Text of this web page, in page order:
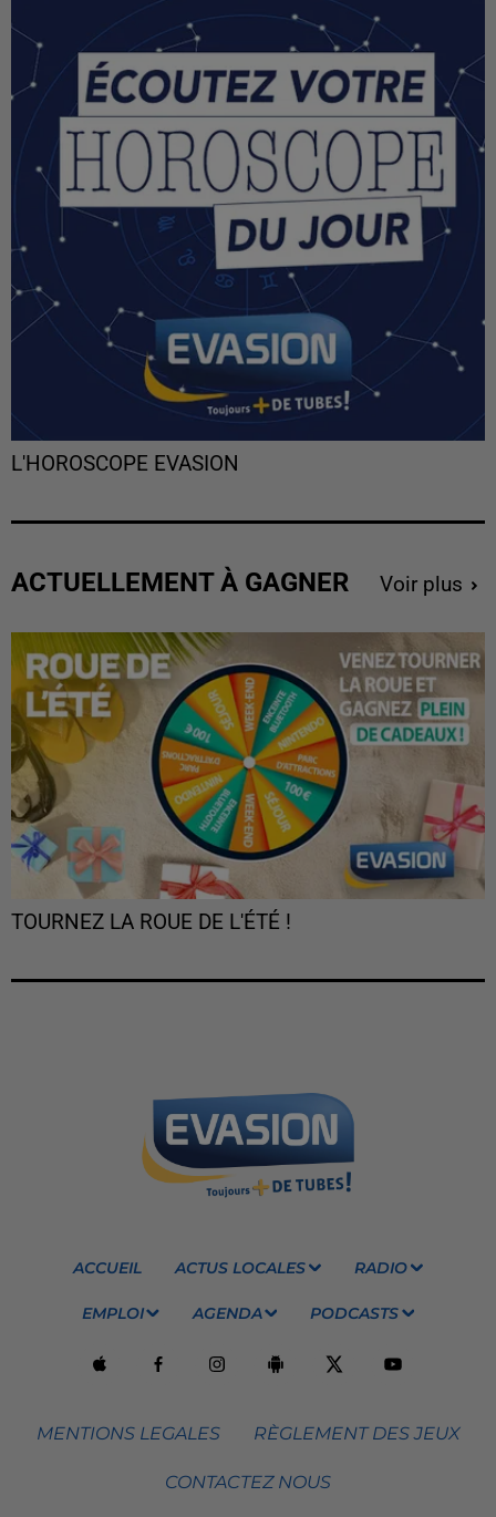
L'HOROSCOPE EVASION
ACTUELLEMENT À GAGNER Voir plus
TOURNEZ LA ROUE DE L'ÉTÉ !
ACCUEIL ACTUS LOCALES RADIO
EMPLOI AGENDA PODCASTS
MENTIONS LEGALES RÈGLEMENT DES JEUX
CONTACTEZ NOUS